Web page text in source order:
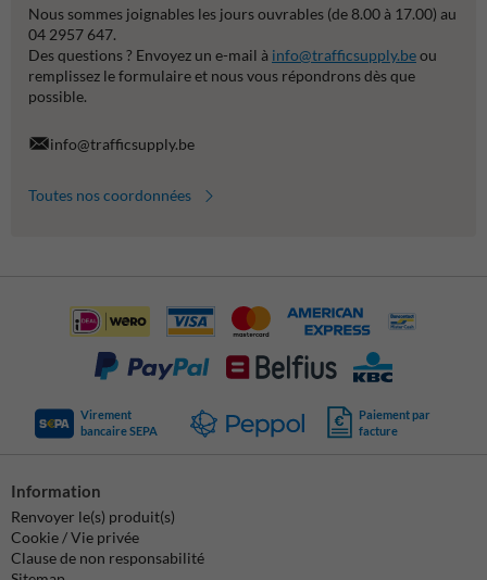
Nous sommes joignables les jours ouvrables (de 8.00 à 17.00) au
04 2957 647.
Des questions ? Envoyez un e-mail à info@trafficsupply.beou
remplissez le formulaire et nous vous répondrons dès que
possible.
info@trafficsupply.be
Toutes nos coordonnées
Virement
bancaire SEPA
Paiement par
facture
Information
Renvoyer le(s) produit(s)
Cookie / Vie privée
Clause de non responsabilité